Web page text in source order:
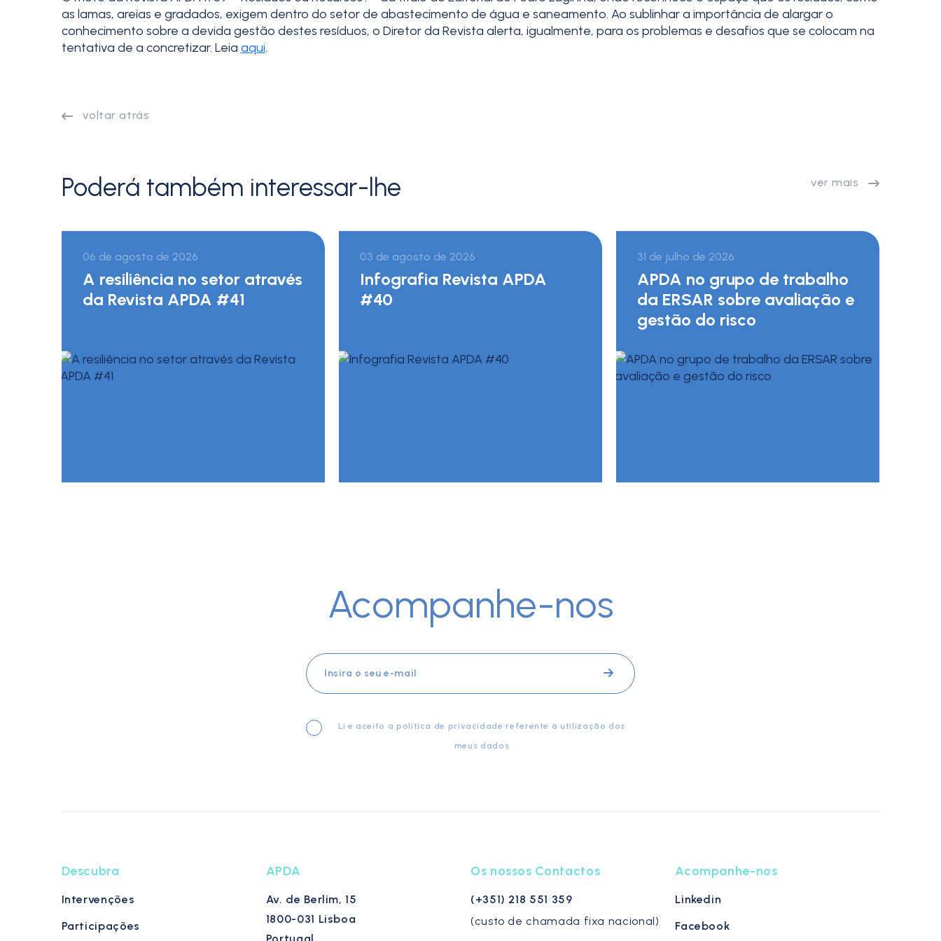
as lamas, areias e gradados, exigem dentro do setor de abastecimento de água e saneamento. Ao sublinhar a importância de alargar o
conhecimento sobre a devida gestão destes resíduos, o Diretor da Revista alerta, igualmente, para os problemas e desafios que se colocam na
tentativa de a concretizar. Leia aqui.
voltar atrás
Poderá também interessar-lhe ver mais
06 de agosto de 2026
A resiliência no setor através
da Revista APDA #41
03 de agosto de 2026
Infografia Revista APDA
#40
31 de julho de 2026
APDA no grupo de trabalho
da ERSAR sobre avaliação e
gestão do risco
Acompanhe-nos
Li e aceito a política de privacidade referente à utilização dos
meus dados
Descubra
Intervenções
Participações
APDA
Av. de Berlim, 15
1800-031 Lisboa
Os nossos Contactos
(+351) 218 551 359
(custo de chamada fixa nacional)
Acompanhe-nos
Linkedin
Facebook